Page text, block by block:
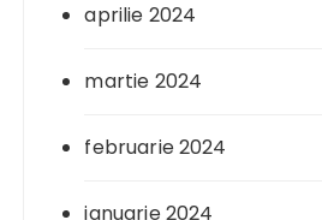
aprilie 2024
martie 2024
februarie 2024
ianuarie 2024